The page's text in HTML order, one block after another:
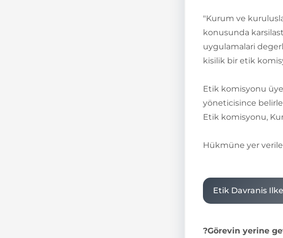
"Kurum ve
konusunda
uygulamalari
kisilik bir etik
Etik komisyonu
yöneticisince
Etik komisyonu,
Hükmüne yer
Etik Davranis
?Görevin yerine